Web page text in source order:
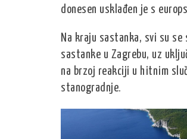
donesen usklađen je s
Na kraju sastanka, svi su
sastanke u Zagrebu, uz
na brzoj reakciji u hitnim
stanogradnje.